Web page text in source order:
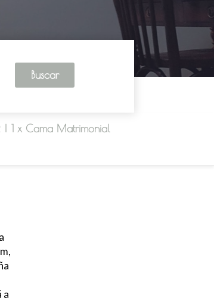
Buscar
1 x Cama Matrimonial
a